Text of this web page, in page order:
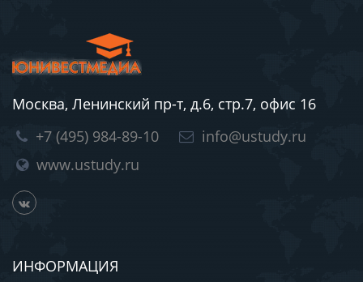
Москва, Ленинский пр-т, д.6, стр.7, офис 16
+7 (495) 984-89-10
info@ustudy.ru
www.ustudy.ru
ИНФОРМАЦИЯ